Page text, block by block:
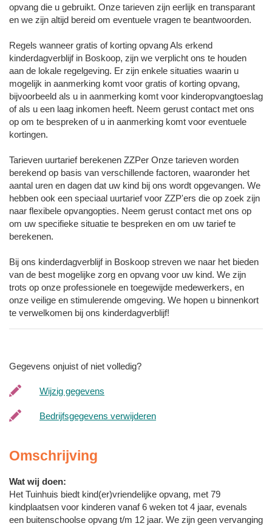
opvang die u gebruikt. Onze tarieven zijn eerlijk en transparant
en we zijn altijd bereid om eventuele vragen te beantwoorden.
Regels wanneer gratis of korting opvang Als erkend
kinderdagverblijf in Boskoop, zijn we verplicht ons te houden
aan de lokale regelgeving. Er zijn enkele situaties waarin u
mogelijk in aanmerking komt voor gratis of korting opvang,
bijvoorbeeld als u in aanmerking komt voor kinderopvangtoeslag
of als u een laag inkomen heeft. Neem gerust contact met ons
op om te bespreken of u in aanmerking komt voor eventuele
kortingen.
Tarieven uurtarief berekenen ZZPer Onze tarieven worden
berekend op basis van verschillende factoren, waaronder het
aantal uren en dagen dat uw kind bij ons wordt opgevangen. We
hebben ook een speciaal uurtarief voor ZZP'ers die op zoek zijn
naar flexibele opvangopties. Neem gerust contact met ons op
om uw specifieke situatie te bespreken en om uw tarief te
berekenen.
Bij ons kinderdagverblijf in Boskoop streven we naar het bieden
van de best mogelijke zorg en opvang voor uw kind. We zijn
trots op onze professionele en toegewijde medewerkers, en
onze veilige en stimulerende omgeving. We hopen u binnenkort
te verwelkomen bij ons kinderdagverblijf!
Gegevens onjuist of niet volledig?
Wijzig gegevens
Bedrijfsgegevens verwijderen
Omschrijving
Wat wij doen:
Het Tuinhuis biedt kind(er)vriendelijke opvang, met 79
kindplaatsen voor kinderen vanaf 6 weken tot 4 jaar, evenals
een buitenschoolse opvang t/m 12 jaar. We zijn geen vervanging